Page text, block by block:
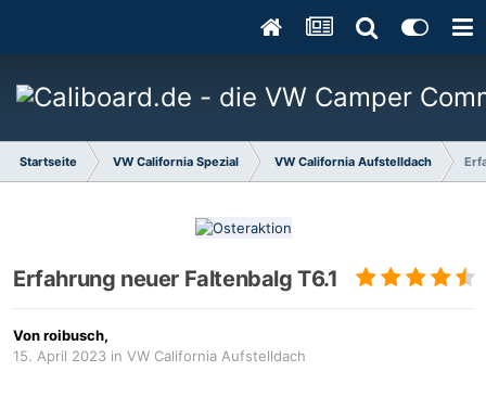
Startseite VW California Spezial VW California Aufstelldach
Erfahrung neuer Faltenbalg T6.1
Vonroibusch,
15. April 2023 in VW California Aufstelldach